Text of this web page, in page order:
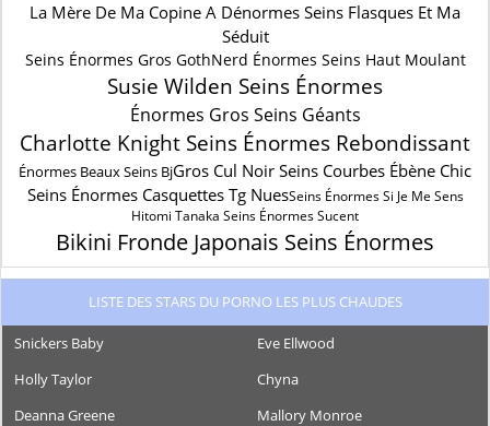
La Mère De Ma Copine A Dénormes Seins Flasques Et Ma
Séduit
Seins Énormes Gros GothNerd Énormes Seins Haut Moulant
Susie Wilden Seins Énormes
Énormes Gros Seins Géants
Charlotte Knight Seins Énormes Rebondissant
Énormes Beaux Seins BjGros Cul Noir Seins Courbes Ébène Chic
Seins Énormes Casquettes Tg NuesSeins Énormes Si Je Me Sens
Hitomi Tanaka Seins Énormes Sucent
Bikini Fronde Japonais Seins Énormes
LISTE DES STARS DU PORNO LES PLUS CHAUDES
Snickers Baby
Eve Ellwood
Holly Taylor
Chyna
Deanna Greene
Mallory Monroe